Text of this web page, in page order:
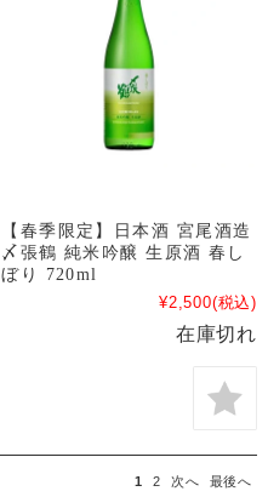
【春季限定】日本酒 宮尾酒造
〆張鶴 純米吟醸 生原酒 春し
ぼり 720ml
¥2,500(税込)
在庫切れ
1 2 次へ 最後へ